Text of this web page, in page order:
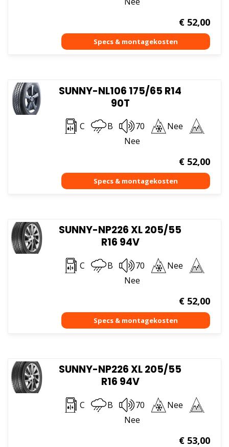
€52,00
SUNNY-NL106 175/65 R14
90T
C B 70
Nee
Nee
€52,00
SUNNY-NP226 XL 205/55
R16 94V
C B 70
Nee
Nee
€52,00
SUNNY-NP226 XL 205/55
R16 94V
C B 70
Nee
Nee
€53,00